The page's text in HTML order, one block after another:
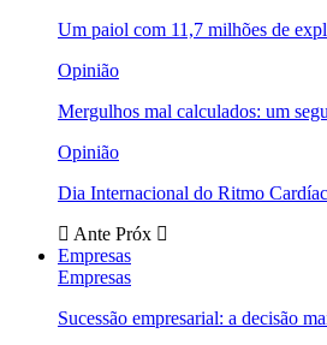
Um paiol com 11,7 milhões de
Opinião
Mergulhos mal calculados: um
Opinião
Dia Internacional do Ritmo
Ante Próx
Empresas
Empresas
Sucessão empresarial: a decisão